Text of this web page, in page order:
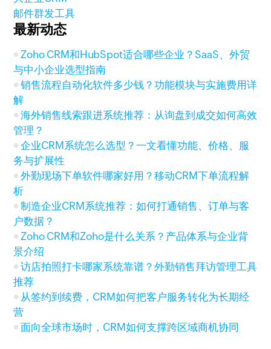
邮件群发工具
最新动态
Zoho CRM和HubSpot适合哪些企业？SaaS、外贸
与中小企业选型指南
销售流程自动化软件多少钱？功能模块与实施费用详
解
海外销售线索跟进系统推荐：从询盘到成交如何高效
管理？
企业CRM系统怎么选型？一文看懂功能、价格、服
务与扩展性
外勤现场下单软件哪家好用？移动CRM下单流程解
析
制造企业CRM系统推荐：如何打通销售、订单与客
户数据？
Zoho CRM和Zoho是什么关系？产品体系与企业背
景介绍
访店拍照打卡哪家系统靠谱？外勤销售拜访管理工具
推荐
从签约到续费，CRM如何把客户服务转化为长期经
营
面向全球市场时，CRM如何支撑跨区域商机协同